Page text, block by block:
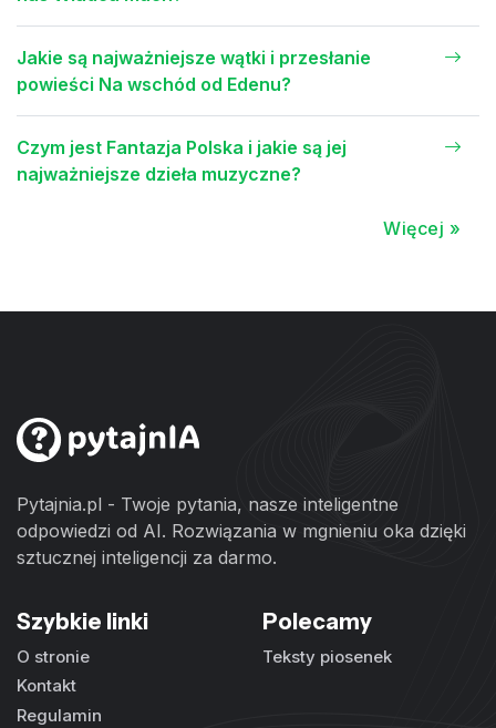
Jakie są najważniejsze wątki i przesłanie
powieści Na wschód od Edenu?
Czym jest Fantazja Polska i jakie są jej
najważniejsze dzieła muzyczne?
Więcej »
Pytajnia.pl - Twoje pytania, nasze inteligentne
odpowiedzi od AI. Rozwiązania w mgnieniu oka dzięki
sztucznej inteligencji za darmo.
Szybkie linki
O stronie
Kontakt
Regulamin
Polecamy
Teksty piosenek